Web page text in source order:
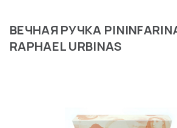
ВЕЧНАЯ РУЧКА
RAPHAEL URBINAS